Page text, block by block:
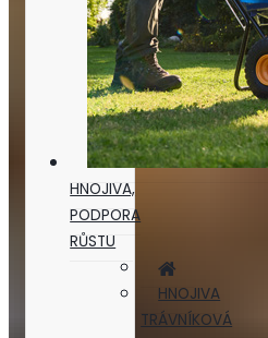
HNOJIVA,
PODPORA
RŮSTU
HNOJIVA
TRÁVNÍKOVÁ